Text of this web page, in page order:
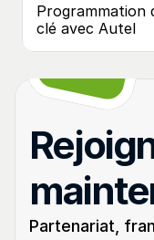
Programmation
clé avec Autel
Nos
Partenariat,